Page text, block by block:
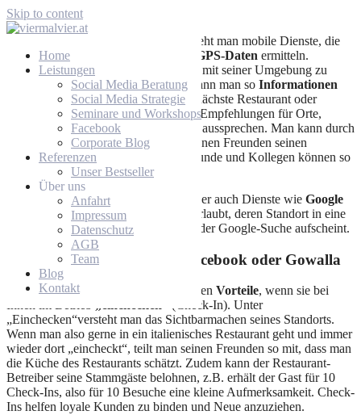
Skip to content
Home
Leistungen
Social Media Beratung
Social Media Strategie
Seminare und Workshops
Facebook
Corporate Blog
Referenzen
Unser Bestseller
Über uns
Anfahrt
Impressum
Datenschutz
AGB
Team
Blog
Kontakt
versteht man mobile Dienste, die
den eigenen Standort mit Hilfe von GPS-Daten ermitteln.
Dadurch ermöglichen sie dem Nutzer, mit seiner Umgebung zu
interagieren. Über einSmartphone kann man so Informationen
zum Aufenthaltsort, z.B. wo es das nächste Restaurant oder
Ausflugsziel gibt, erfahren, aber auch Empfehlungen für Orte,
Sehenswürdigkeiten, Restaurants, etc. aussprechen. Man kann durch
Location Based Services aber auch seinen Freunden seinen
aktuellen Aufenthaltsort mitteilen. Freunde und Kollegen können so
immer sehen, wo man gerade ist.
Zu Location Based Services zählen aber auch Dienste wie Google
, ein Dienst der Unternehmen erlaubt, deren Standort in eine
GoogleMap einzutragen und somit in der Google-Suche aufscheint.
Check-In mit Foursquare, Facebook oder Gowalla
Viele Unternehmen bieten ihren Kunden Vorteile, wenn sie bei
Ihnen im Betrieb „einchecken“
(Check-In). Unter
„Einchecken“versteht man das Sichtbarmachen seines Standorts.
Wenn man also gerne in ein italienisches Restaurant geht und immer
wieder dort „eincheckt“, teilt man seinen Freunden so mit, dass man
die Küche des Restaurants schätzt. Zudem kann der Restaurant-
Betreiber seine Stammgäste belohnen, z.B. erhält der Gast für 10
Check-Ins, also für 10 Besuche eine kleine Aufmerksamkeit. Check-
Ins helfen loyale Kunden zu binden und Neue anzuziehen.